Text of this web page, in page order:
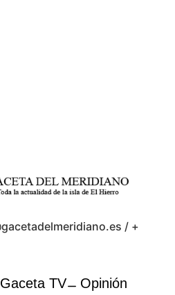
/ +
Gaceta TV
Opinión